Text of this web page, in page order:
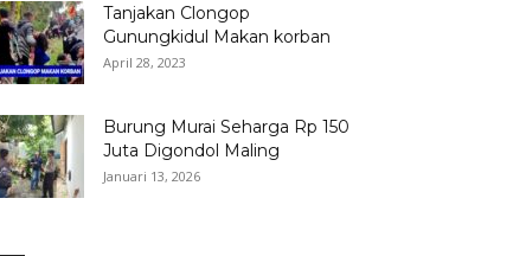
Tanjakan Clongop
Gunungkidul Makan korban
April 28, 2023
Burung Murai Seharga Rp 150
Juta Digondol Maling
Januari 13, 2026